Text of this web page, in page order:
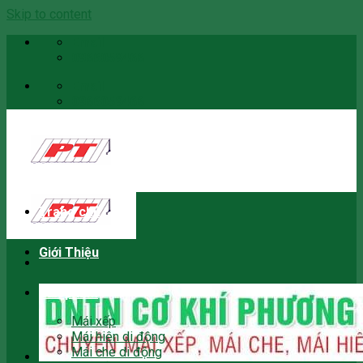
Skip to content
Trang chủ
Giới Thiệu
Sản phẩm
Mái xếp
Mái hiên di động
Mái che di động